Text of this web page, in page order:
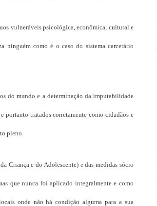
vulneráveis psicológica, econômica, cultural e
ninguém como é o caso do sistema carcerário
do mundo e a determinação da imputabilidade
portanto tratados corretamente como cidadãos e
pleno.
Criança e do Adolescente) e das medidas sócio
que nunca foi aplicado integralmente e como
onde não há condição alguma para a sua